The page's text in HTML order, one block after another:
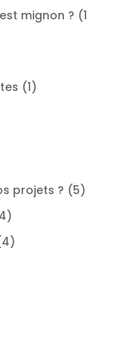
mignon ? 1
11
projets ? 55
44
produits
44